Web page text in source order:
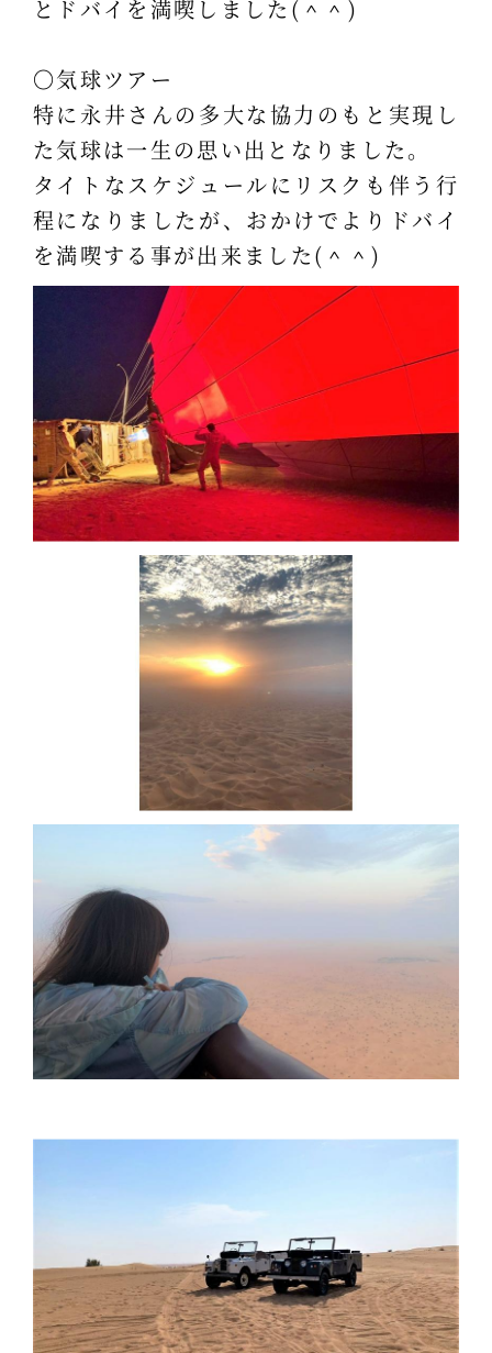
とドバイを満喫しました(＾＾)
〇気球ツアー
特に永井さんの多大な協力のもと実現し
た気球は一生の思い出となりました。
タイトなスケジュールにリスクも伴う行
程になりましたが、おかけでよりドバイ
を満喫する事が出来ました(＾＾)